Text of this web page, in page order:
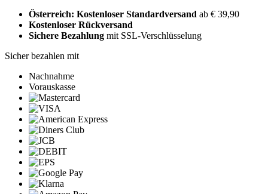
Österreich: Kostenloser Standardversand ab € 39,90
Kostenloser Rückversand
Sichere Bezahlung mit SSL-Verschlüsselung
Sicher bezahlen mit
Nachnahme
Vorauskasse